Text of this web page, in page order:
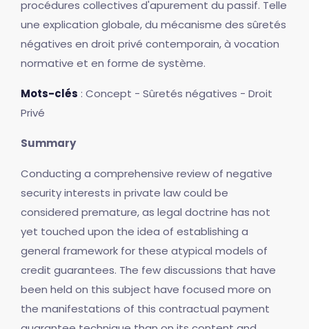
procédures collectives d'apurement du passif. Telle
une explication globale, du mécanisme des sûretés
négatives en droit privé contemporain, à vocation
normative et en forme de système.
Mots-clés : Concept - Sûretés négatives - Droit
Privé
Summary
Conducting a comprehensive review of negative
security interests in private law could be
considered premature, as legal doctrine has not
yet touched upon the idea of establishing a
general framework for these atypical models of
credit guarantees. The few discussions that have
been held on this subject have focused more on
the manifestations of this contractual payment